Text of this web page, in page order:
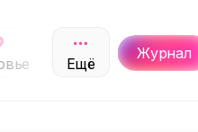
Обучение Спорт
Ещё
Журнал